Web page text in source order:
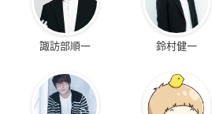
諏訪部順一 鈴村健一